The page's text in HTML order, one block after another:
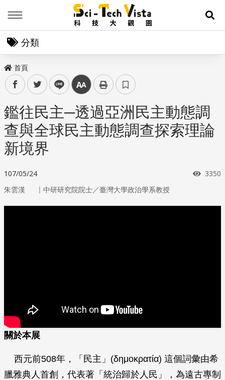
展
分類
首頁
facebooktwitter line 中
鑑往民主─透過亞洲民主動態調
查與全球民主動態調查探索理論
新境界
107/05/24 瀏覽
3350
朱雲漢 ｜ 中研研究院院士／臺灣大學政治學系教授
關於本展
西元前508年，「民主」(δημοκρατία) 這個詞彙由希
臘雅典人首創，代表著「統治歸於人民」，為遠古專制